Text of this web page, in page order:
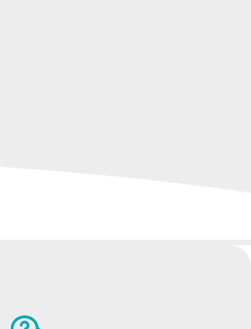
Molto appetibile e di